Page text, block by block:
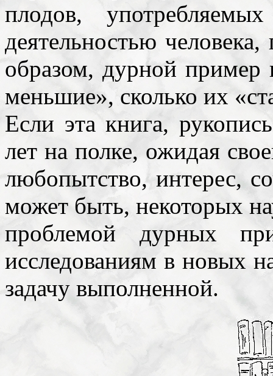
плодов,
деятельностью
образом, дурной пример
меньшие», сколько их
Если эта книга,
лет на полке, ожидая
любопытство, интерес,
может быть, некоторых
проблемой дурных
исследованиям в новых
задачу выполненной.